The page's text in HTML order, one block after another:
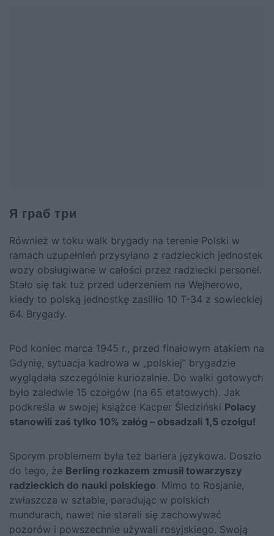
Я граб три
Również w toku walk brygady na terenie Polski w
ramach uzupełnień przysyłano z radzieckich jednostek
wozy obsługiwane w całości przez radziecki personel.
Stało się tak tuż przed uderzeniem na Wejherowo,
kiedy to polską jednostkę zasiliło 10 T-34 z sowieckiej
64. Brygady.
Pod koniec marca 1945 r., przed finałowym atakiem na
Gdynię, sytuacja kadrowa w „polskiej” brygadzie
wyglądała szczególnie kuriozalnie. Do walki gotowych
było zaledwie 15 czołgów (na 65 etatowych). Jak
podkreśla w swojej książce Kacper Śledziński Polacy
stanowili zaś tylko 10% załóg – obsadzali 1,5 czołgu!
Sporym problemem była też bariera językowa. Doszło
do tego, że Berling rozkazem zmusił towarzyszy
radzieckich do nauki polskiego. Mimo to Rosjanie,
zwłaszcza w sztabie, paradując w polskich
mundurach, nawet nie starali się zachowywać
pozorów i powszechnie używali rosyjskiego. Swoją